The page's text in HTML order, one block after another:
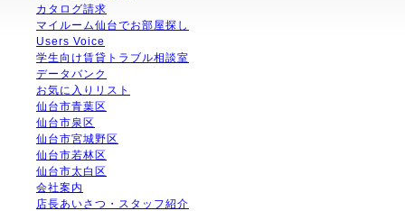
カタログ請求
マイルーム仙台でお部屋探し
Users Voice
学生向け賃貸トラブル相談室
データバンク
お気に入りリスト
仙台市青葉区
仙台市泉区
仙台市宮城野区
仙台市若林区
仙台市太白区
会社案内
店長あいさつ・スタッフ紹介